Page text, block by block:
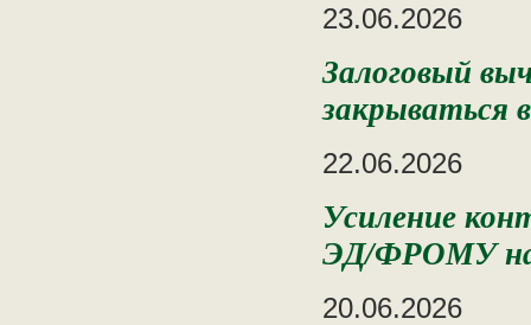
23.06.2026
Залоговый
закрываться
22.06.2026
Усиление
ЭД/ФРОМУ на
20.06.2026